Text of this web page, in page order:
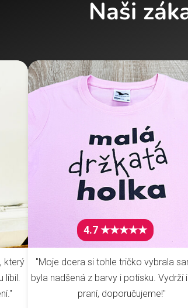
Naši
který
líbil.
4.7 ★★★★★
"Moje dcera si tohle tričko vybrala
byla nadšená z barvy i potisku. Vydrží
praní, doporučujeme!"